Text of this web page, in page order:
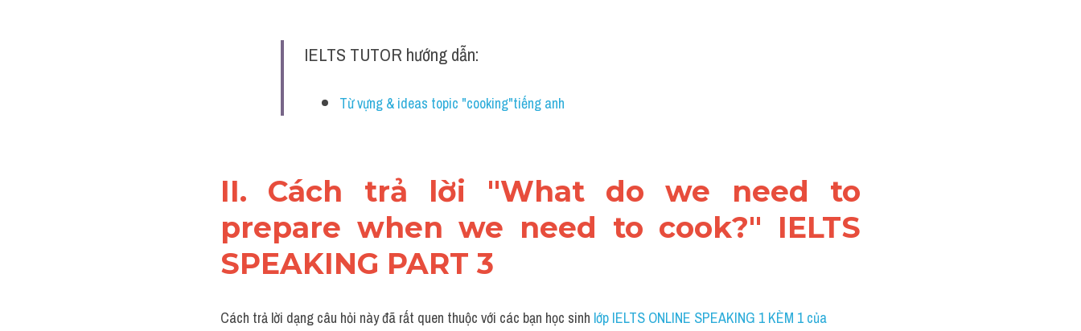
IELTS TUTOR hướng dẫn:
Từ vựng & ideas topic "cooking"tiếng anh
II. Cách trả lời "What do we need to
prepare when we need to cook?" IELTS
SPEAKING PART 3
Cách trả lời dạng câu hỏi này đã rất quen thuộc với các bạn học sinh lớp IELTS ONLINE SPEAKING 1 KÈM 1 của